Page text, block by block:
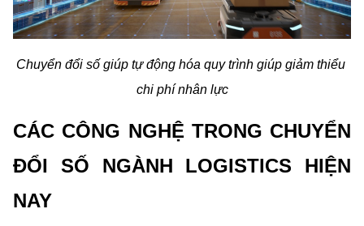
Chuyển đổi số giúp tự động hóa quy trình giúp giảm thiểu
chi phí nhân lực
CÁC CÔNG NGHỆ TRONG CHUYỂN
ĐỔI SỐ NGÀNH LOGISTICS HIỆN
NAY